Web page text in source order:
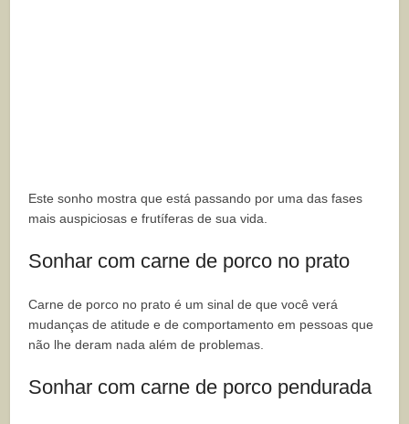
Este sonho mostra que está passando por uma das fases
mais auspiciosas e frutíferas de sua vida.
Sonhar com carne de porco no prato
Carne de porco no prato é um sinal de que você verá
mudanças de atitude e de comportamento em pessoas que
não lhe deram nada além de problemas.
Sonhar com carne de porco pendurada